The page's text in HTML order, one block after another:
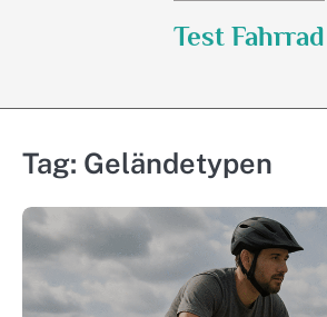
Test Fahrrad
Tag: Geländetypen